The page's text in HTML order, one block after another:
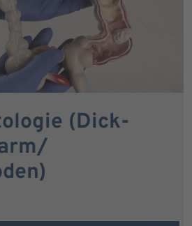
(Dick-